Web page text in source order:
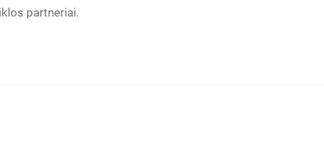
partneriai.